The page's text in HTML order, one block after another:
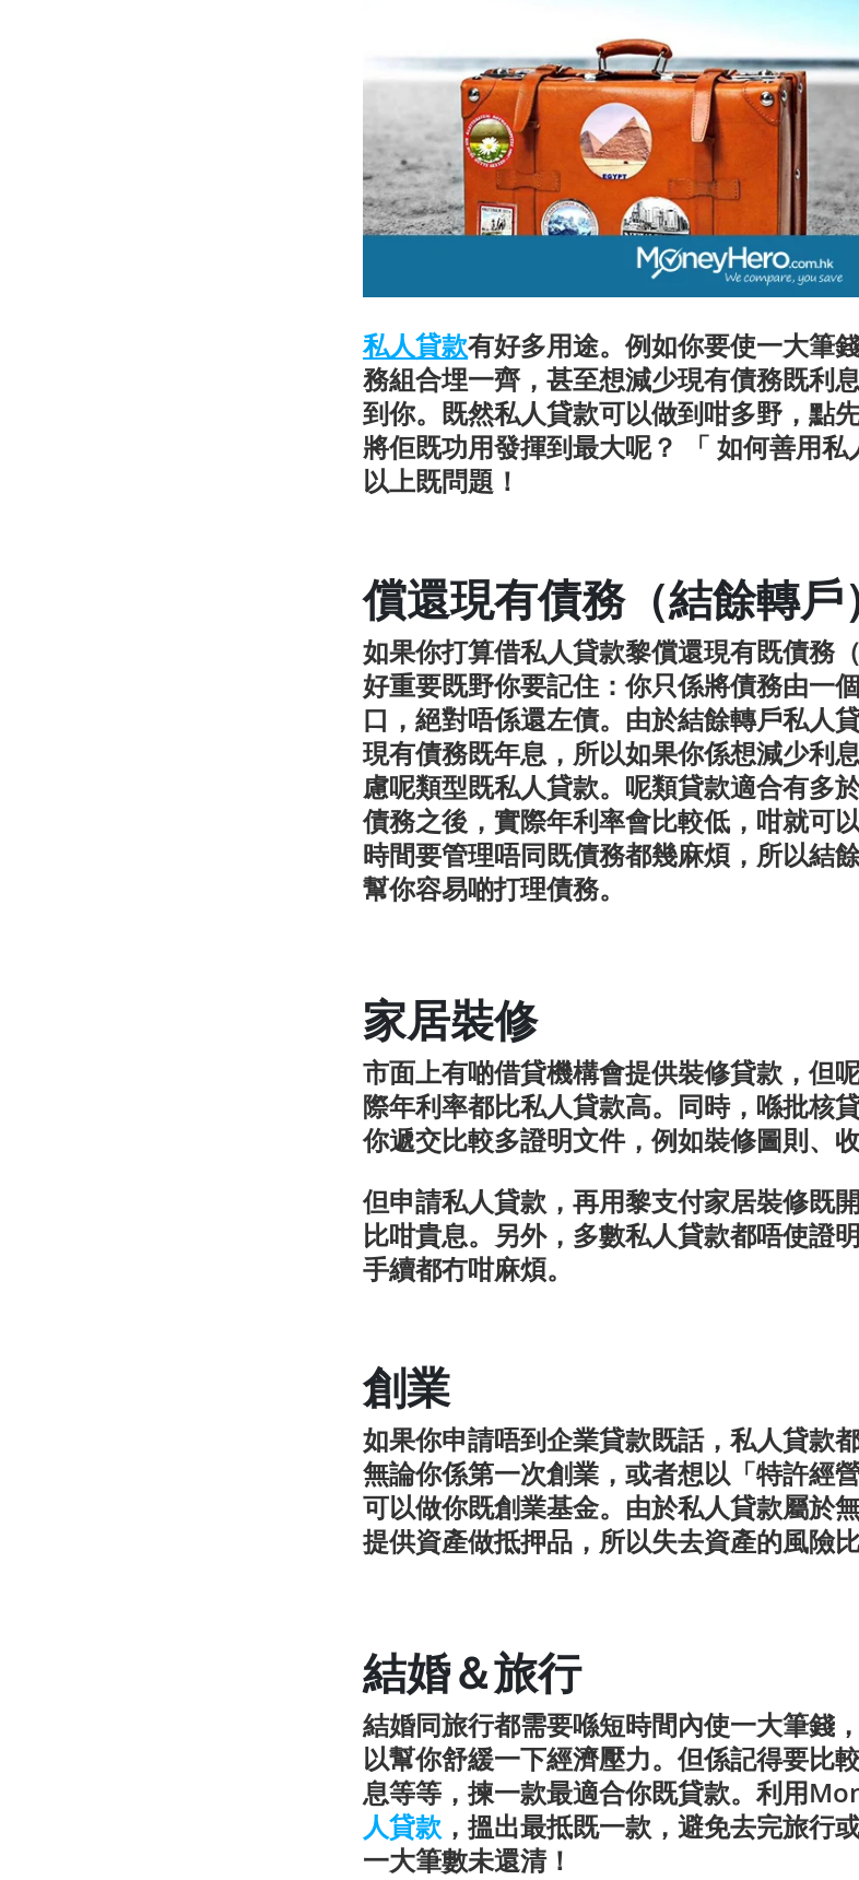
私人貸款有好多用途。例如你要使一大筆
務組合埋一齊，甚至想減少現有債務既利
到你。既然私人貸款可以做到咁多野，點
將佢既功用發揮到最大呢？ 「 如何善用
以上既問題！
償還現有債務（結餘轉戶
如果你打算借私人貸款黎償還現有既債務
好重要既野你要記住：你只係將債務由一
口，絕對唔係還左債。由於結餘轉戶私人
現有債務既年息，所以如果你係想減少利
慮呢類型既私人貸款。呢類貸款適合有多
債務之後，實際年利率會比較低，咁就可
時間要管理唔同既債務都幾麻煩，所以結
幫你容易啲打理債務。
家居裝修
市面上有啲借貸機構會提供裝修貸款，但
際年利率都比私人貸款高。同時，喺批核
你遞交比較多證明文件，例如裝修圖則、收
但申請私人貸款，再用黎支付家居裝修既
比咁貴息。另外，多數私人貸款都唔使證
手續都冇咁麻煩。
創業
如果你申請唔到企業貸款既話，私人貸款
無論你係第一次創業，或者想以「特許經
可以做你既創業基金。由於私人貸款屬於
提供資產做抵押品，所以失去資產的風險比
結婚＆旅行
結婚同旅行都需要喺短時間內使一大筆錢
以幫你舒緩一下經濟壓力。但係記得要比
息等等，揀一款最適合你既貸款。利用
人貸款 ，搵出最抵既一款，避免去完旅行
一大筆數未還清！